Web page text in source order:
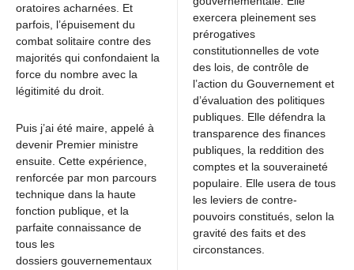
oratoires acharnées. Et
parfois, l’épuisement du
combat solitaire contre des
majorités qui confondaient la
force du nombre avec la
légitimité du droit.
Puis j’ai été maire, appelé à
devenir Premier ministre
ensuite. Cette expérience,
renforcée par mon parcours
technique dans la haute
fonction publique, et la
parfaite connaissance de
tous les
dossiers gouvernementaux
exercera pleinement ses
prérogatives
constitutionnelles de vote
des lois, de contrôle de
l’action du Gouvernement et
d’évaluation des politiques
publiques. Elle défendra la
transparence des finances
publiques, la reddition des
comptes et la souveraineté
populaire. Elle usera de tous
les leviers de contre-
pouvoirs constitués, selon la
gravité des faits et des
circonstances.